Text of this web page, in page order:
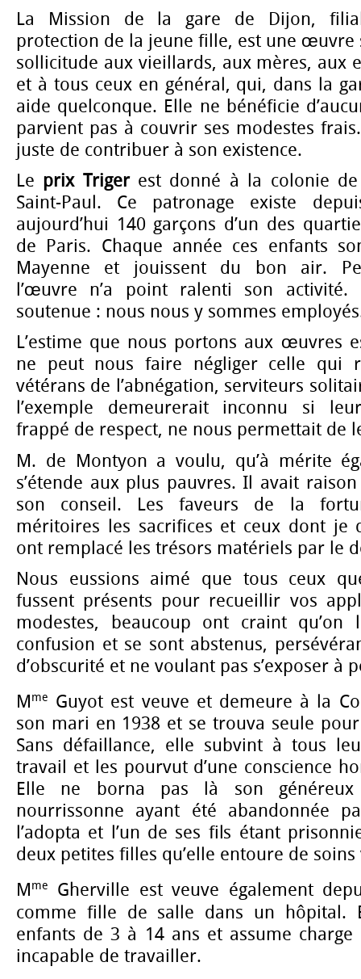
La Mission de la gare de Dijon,
protection de la jeune fille, est une œuvre
sollicitude aux vieillards, aux mères, aux
et à tous ceux en général, qui, dans la
aide quelconque. Elle ne bénéficie
parvient pas à couvrir ses modestes
juste de contribuer à son existence.
Le prix Trigerest donné à la colonie de
Saint-Paul. Ce patronage existe
aujourd’hui 140 garçons d’un des
de Paris. Chaque année ces enfants
Mayenne et jouissent du bon air.
l’œuvre n’a point ralenti son activité.
soutenue : nous nous y sommes
L’estime que nous portons aux œuvres
ne peut nous faire négliger celle qui
vétérans de l’abnégation, serviteurs
l’exemple demeurerait inconnu si
frappé de respect, ne nous permettait de
M. de Montyon a voulu, qu’à mérite
s’étende aux plus pauvres. Il avait
son conseil. Les faveurs de la
méritoires les sacrifices et ceux dont je
ont remplacé les trésors matériels par le
Nous eussions aimé que tous ceux
fussent présents pour recueillir vos
modestes, beaucoup ont craint
confusion et se sont abstenus,
d’obscurité et ne voulant pas s’exposer à
Mme
Guyot est veuve et demeure à la
son mari en 1938 et se trouva seule
Sans défaillance, elle subvint à tous
travail et les pourvut d’une conscience
Elle ne borna pas là son généreux
nourrissonne ayant été abandonnée
l’adopta et l’un de ses fils étant
deux petites filles qu’elle entoure de
Mme
Gherville est veuve également
comme fille de salle dans un hôpital.
enfants de 3 à 14 ans et assume
incapable de travailler.